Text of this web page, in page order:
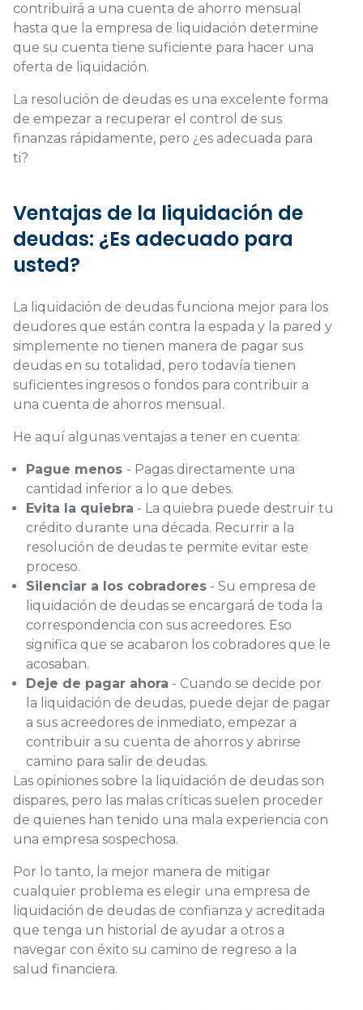
contribuirá a una cuenta de ahorro mensual
hasta que la empresa de liquidación determine
que su cuenta tiene suficiente para hacer una
oferta de liquidación.
La resolución de deudas es una excelente forma
de empezar a recuperar el control de sus
finanzas rápidamente, pero ¿es adecuada para
ti?
Ventajas de la liquidación de
deudas: ¿Es adecuado para
usted?
La liquidación de deudas funciona mejor para los
deudores que están contra la espada y la pared y
simplemente no tienen manera de pagar sus
deudas en su totalidad, pero todavía tienen
suficientes ingresos o fondos para contribuir a
una cuenta de ahorros mensual.
He aquí algunas ventajas a tener en cuenta:
Pague menos - Pagas directamente una
cantidad inferior a lo que debes.
Evita la quiebra - La quiebra puede destruir tu
crédito durante una década. Recurrir a la
resolución de deudas te permite evitar este
proceso.
Silenciar a los cobradores - Su empresa de
liquidación de deudas se encargará de toda la
correspondencia con sus acreedores. Eso
significa que se acabaron los cobradores que le
acosaban.
Deje de pagar ahora - Cuando se decide por
la liquidación de deudas, puede dejar de pagar
a sus acreedores de inmediato, empezar a
contribuir a su cuenta de ahorros y abrirse
camino para salir de deudas.
Las opiniones sobre la liquidación de deudas son
dispares, pero las malas críticas suelen proceder
de quienes han tenido una mala experiencia con
una empresa sospechosa.
Por lo tanto, la mejor manera de mitigar
cualquier problema es elegir una empresa de
liquidación de deudas de confianza y acreditada
que tenga un historial de ayudar a otros a
navegar con éxito su camino de regreso a la
salud financiera.